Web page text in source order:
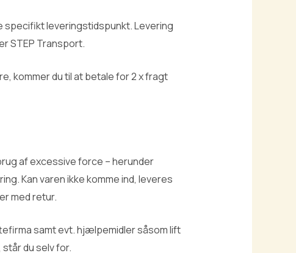
specifikt leveringstidspunkt. Levering
STEP Transport.
kommer du til at betale for 2 x fragt
af excessive force – herunder
Kan varen ikke komme ind, leveres
med retur.
samt evt. hjælpemidler såsom lift
du selv for.